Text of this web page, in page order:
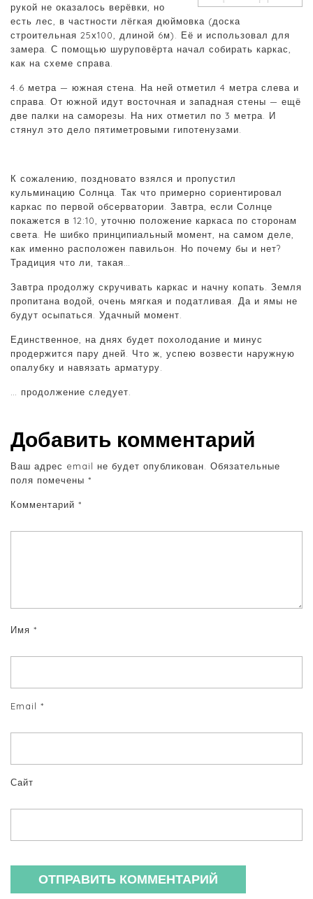
рукой не оказалось верёвки, но
есть лес, в частности лёгкая дюймовка (доска
строительная 25х100, длиной 6м). Её и использовал для
замера. С помощью шуруповёрта начал собирать каркас,
как на схеме справа.
4.6 метра — южная стена. На ней отметил 4 метра слева и
справа. От южной идут восточная и западная стены — ещё
две палки на саморезы. На них отметил по 3 метра. И
стянул это дело пятиметровыми гипотенузами.
К сожалению, поздновато взялся и пропустил
кульминацию Солнца. Так что примерно сориентировал
каркас по первой обсерватории. Завтра, если Солнце
покажется в 12:10, уточню положение каркаса по сторонам
света. Не шибко принципиальный момент, на самом деле,
как именно расположен павильон. Но почему бы и нет?
Традиция что ли, такая…
Завтра продолжу скручивать каркас и начну копать. Земля
пропитана водой, очень мягкая и податливая. Да и ямы не
будут осыпаться. Удачный момент.
Единственное, на днях будет похолодание и минус
продержится пару дней. Что ж, успею возвести наружную
опалубку и навязать арматуру.
… продолжение следует.
Добавить комментарий
Ваш адрес email не будет опубликован.
Обязательные
поля помечены *
Комментарий *
Имя *
Email *
Сайт